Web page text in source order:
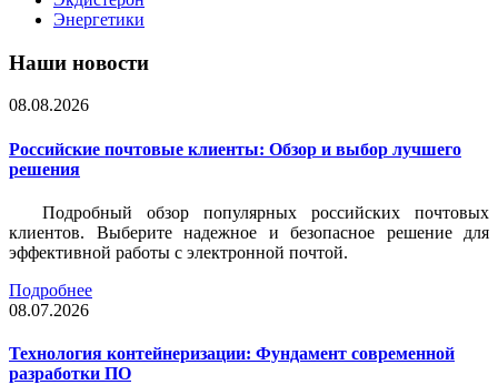
Энергетики
Наши новости
08.08.2026
Российские почтовые клиенты: Обзор и выбор лучшего
решения
Подробный обзор популярных российских почтовых
клиентов. Выберите надежное и безопасное решение для
эффективной работы с электронной почтой.
Подробнее
08.07.2026
Технология контейнеризации: Фундамент современной
разработки ПО